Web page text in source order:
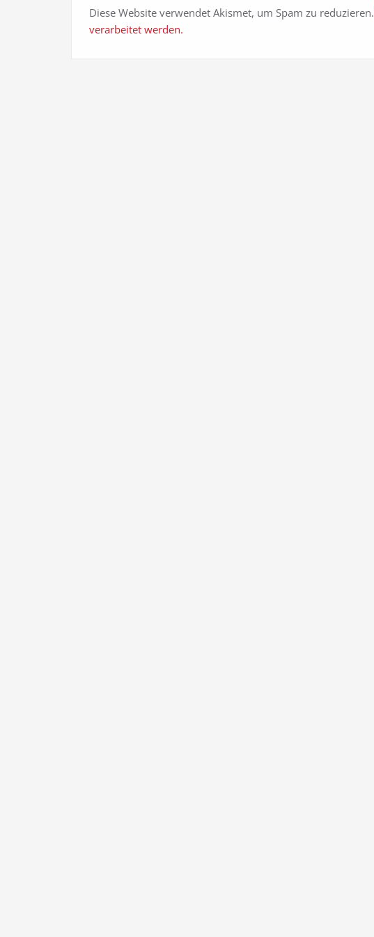
Diese Website verwendet Akismet, um Spam zu reduzieren.
verarbeitet werden.